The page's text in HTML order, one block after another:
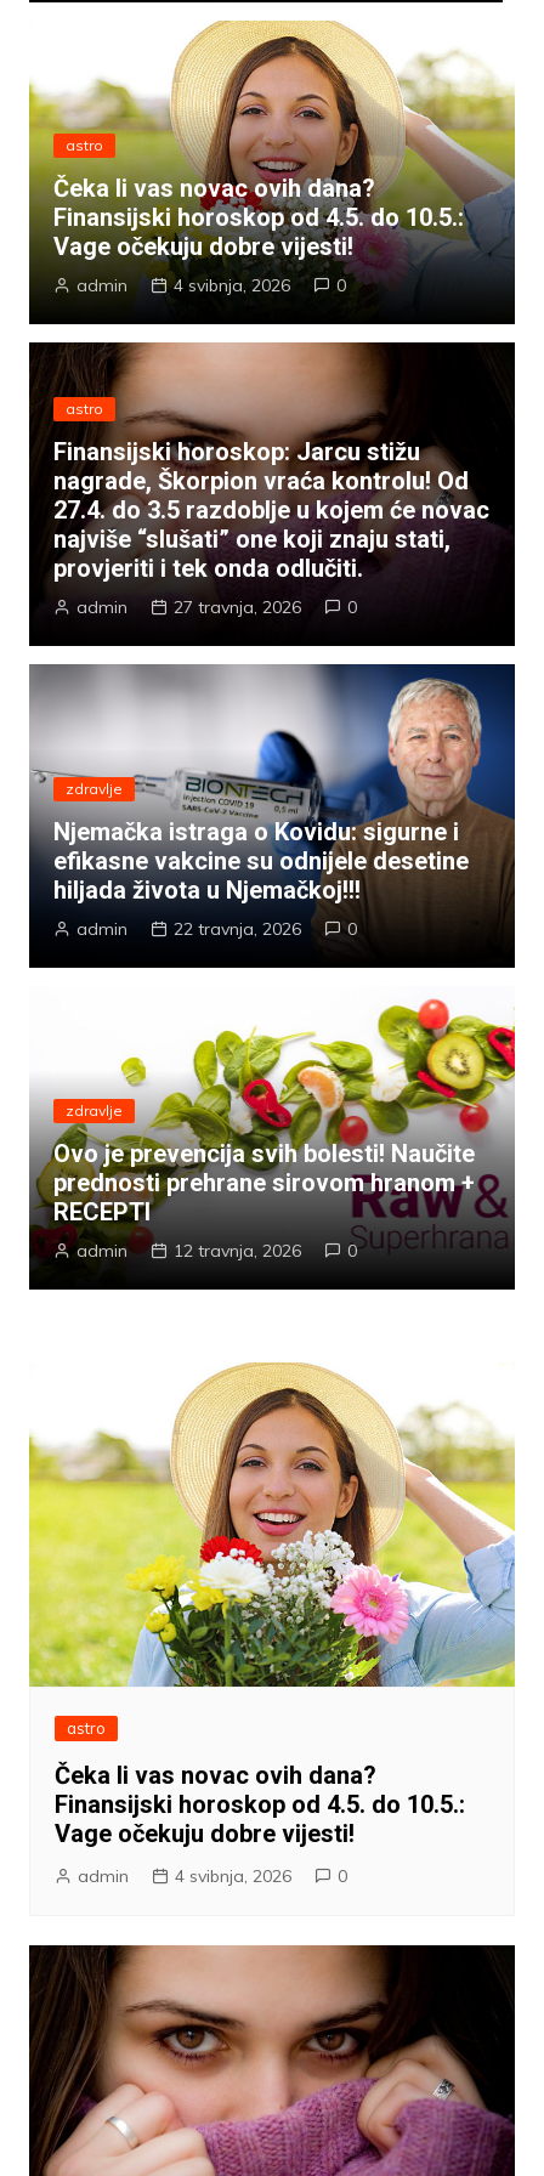
astro
Čeka li vas novac ovih dana?
Finansijski horoskop od 4.5. do 10.5.:
Vage očekuju dobre vijesti!
admin 4 svibnja, 2026 0
astro
Finansijski horoskop: Jarcu stižu
nagrade, Škorpion vraća kontrolu! Od
27.4. do 3.5 razdoblje u kojem će novac
najviše “slušati” one koji znaju stati,
provjeriti i tek onda odlučiti.
admin 27 travnja, 2026 0
zdravlje
Njemačka istraga o Kovidu: sigurne i
efikasne vakcine su odnijele desetine
hiljada života u Njemačkoj!!!
admin 22 travnja, 2026 0
zdravlje
Ovo je prevencija svih bolesti! Naučite
prednosti prehrane sirovom hranom +
RECEPTI
admin 12 travnja, 2026 0
astro
Čeka li vas novac ovih dana?
Finansijski horoskop od 4.5. do 10.5.:
Vage očekuju dobre vijesti!
admin 4 svibnja, 2026 0